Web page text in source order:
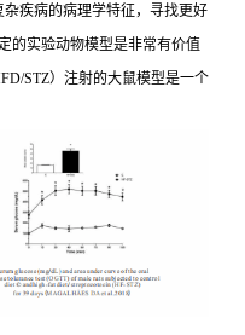
疾病的病理学特征，寻找更好
的实验动物模型是非常有价值
STZ）注射的大鼠模型是一个